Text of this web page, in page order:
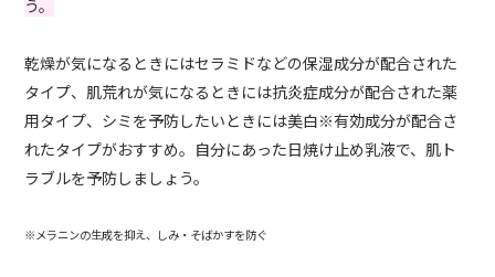
う。
乾燥が気になるときにはセラミドなどの保湿成分が配合された
タイプ、肌荒れが気になるときには抗炎症成分が配合された薬
用タイプ、シミを予防したいときには美白※有効成分が配合さ
れたタイプがおすすめ。自分にあった日焼け止め乳液で、肌ト
ラブルを予防しましょう。
※メラニンの生成を抑え、しみ・そばかすを防ぐ